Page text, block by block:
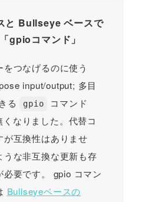
と Bullseye ベースで
gpioコマンド」
つなげるのに使う
input/output; 多目
る
gpio
コマンド
なりました。代替コ
が互換性はありませ
うな非互換な更新も存
要です。 gpio コマン
Bullseyeベースの